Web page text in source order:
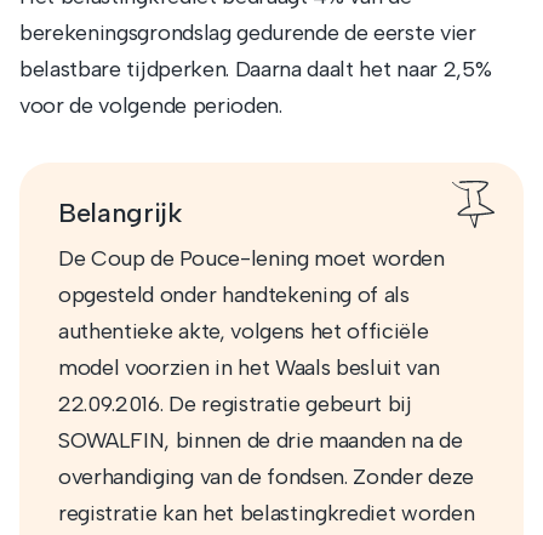
berekeningsgrondslag gedurende de eerste vier
belastbare tijdperken. Daarna daalt het naar 2,5%
voor de volgende perioden.
Belangrijk
De Coup de Pouce-lening moet worden
opgesteld onder handtekening of als
authentieke akte, volgens het officiële
model voorzien in het Waals besluit van
22.09.2016. De registratie gebeurt bij
SOWALFIN, binnen de drie maanden na de
overhandiging van de fondsen. Zonder deze
registratie kan het belastingkrediet worden